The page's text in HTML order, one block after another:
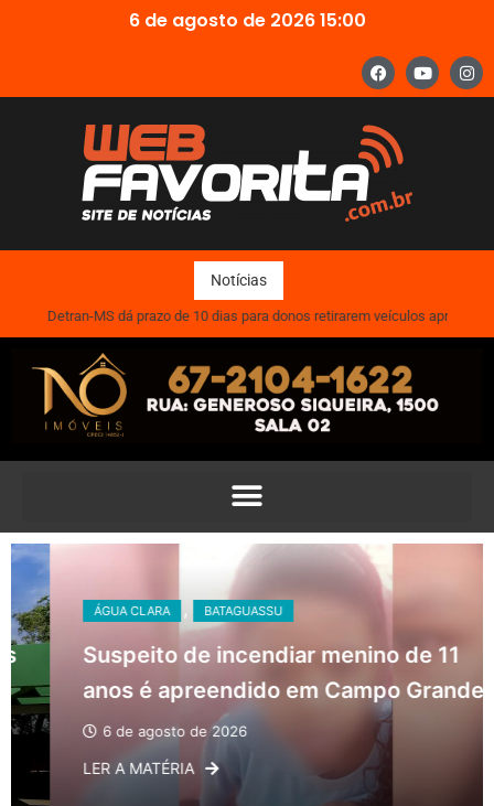
6 de agosto de 2026 15:00
Notícias
Detran-MS dá prazo de 10 dias para donos retirarem veículos
ÁGUA CLARA BATAGUASSU
Suspeito de incendiar menino de 11
anos é apreendido em Campo Grande
6 de agosto de 2026
LER A MATÉRIA